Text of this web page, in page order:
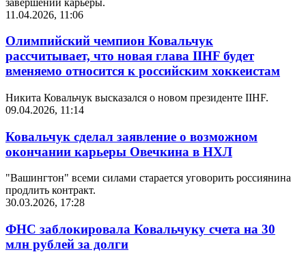
11.04.2026, 11:06
Олимпийский чемпион Ковальчук
рассчитывает, что новая глава IIHF будет
вменяемо относится к российским хоккеистам
Никита Ковальчук высказался о новом президенте IIHF.
09.04.2026, 11:14
Ковальчук сделал заявление о возможном
окончании карьеры Овечкина в НХЛ
"Вашингтон" всеми силами старается уговорить россиянина
продлить контракт.
30.03.2026, 17:28
ФНС заблокировала Ковальчуку счета на 30
млн рублей за долги